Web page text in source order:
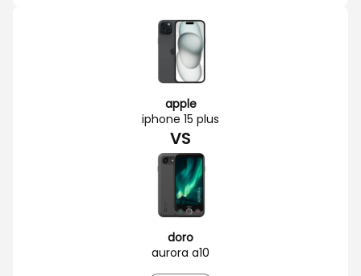
apple
iphone 15 plus
VS
doro
aurora a10